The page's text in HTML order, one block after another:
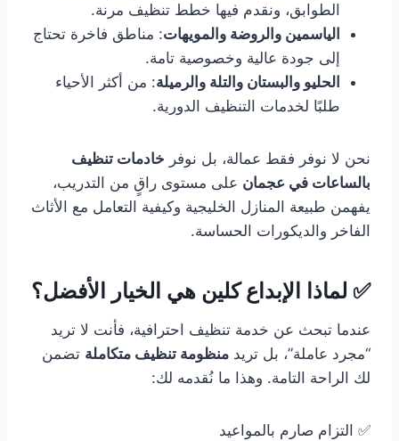
الطوابق، ونقدم فيها خطط تنظيف مرنة.
الياسمين والروضة والمويهات: مناطق فاخرة تحتاج
إلى جودة عالية وخصوصية تامة.
الحليو والبستان والتلة والرميلة: من أكثر الأحياء
طلبًا لخدمات التنظيف الدورية.
نحن لا نوفر فقط عمالة، بل نوفر خادمات تنظيف
بالساعات في عجمان على مستوى راقٍ من التدريب،
يفهمن طبيعة المنازل الخليجية وكيفية التعامل مع الأثاث
الفاخر والديكورات الحساسة.
✅ لماذا الإبداع كلين هي الخيار الأفضل؟
عندما تبحث عن خدمة تنظيف احترافية، فأنت لا تريد
“مجرد عاملة”، بل تريد منظومة تنظيف متكاملة تضمن
لك الراحة التامة. وهذا ما نُقدمه لك:
✅ التزام صارم بالمواعيد